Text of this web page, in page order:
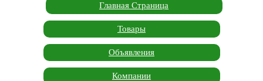
Главная Страница
Товары
Объявления
Компании